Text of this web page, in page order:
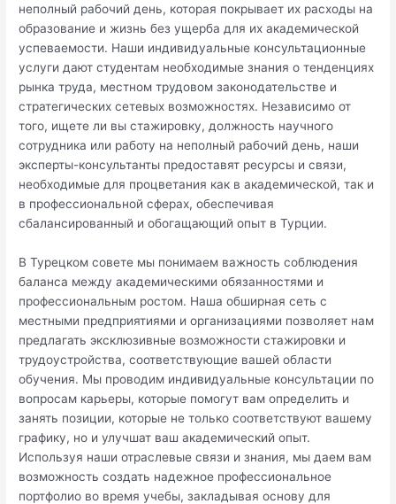
неполный рабочий день, которая покрывает их расходы на
образование и жизнь без ущерба для их академической
успеваемости. Наши индивидуальные консультационные
услуги дают студентам необходимые знания о тенденциях
рынка труда, местном трудовом законодательстве и
стратегических сетевых возможностях. Независимо от
того, ищете ли вы стажировку, должность научного
сотрудника или работу на неполный рабочий день, наши
эксперты-консультанты предоставят ресурсы и связи,
необходимые для процветания как в академической, так и
в профессиональной сферах, обеспечивая
сбалансированный и обогащающий опыт в Турции.
В Турецком совете мы понимаем важность соблюдения
баланса между академическими обязанностями и
профессиональным ростом. Наша обширная сеть с
местными предприятиями и организациями позволяет нам
предлагать эксклюзивные возможности стажировки и
трудоустройства, соответствующие вашей области
обучения. Мы проводим индивидуальные консультации по
вопросам карьеры, которые помогут вам определить и
занять позиции, которые не только соответствуют вашему
графику, но и улучшат ваш академический опыт.
Используя наши отраслевые связи и знания, мы даем вам
возможность создать надежное профессиональное
портфолио во время учебы, закладывая основу для